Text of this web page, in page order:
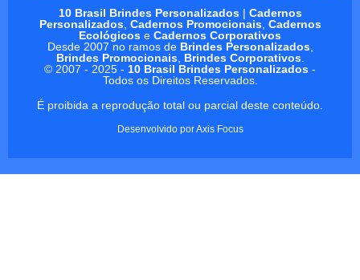
10 Brasil Brindes Personalizados| Cadernos
Personalizados, Cadernos Promocionais, Cadernos
Ecológicos e Cadernos Corporativos
Desde 2007 no ramos de Brindes Personalizados,
Brindes Promocionais, Brindes Corporativos.
© 2007 - 2025 - 10 Brasil Brindes Personalizados -
Todos os Direitos Reservados.
É proibida a reprodução total ou parcial deste conteúdo.
Desenvolvido porAxis Focus